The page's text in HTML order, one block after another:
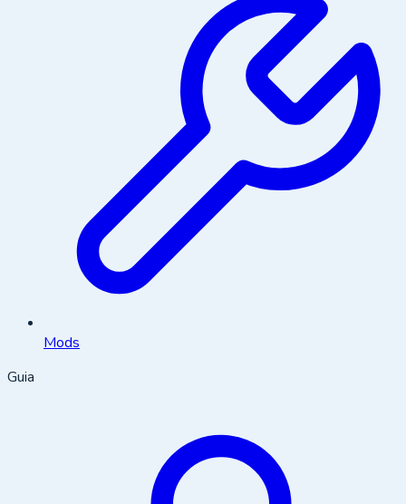
Mods
Guia